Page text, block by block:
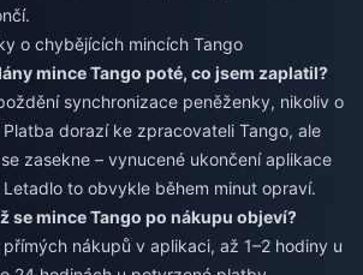
o chybějících mincích Tango
mince Tango poté, co jsem zaplatil?
synchronizace peněženky, nikoliv o
dorazí ke zpracovateli Tango, ale
zasekne – vynucené ukončení aplikace
to obvykle během minut opraví.
se mince Tango po nákupu objeví?
nákupů v aplikaci, až 1–2 hodiny u